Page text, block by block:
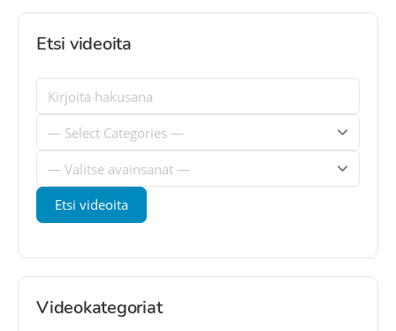
Etsi videoita
Videokategoriat